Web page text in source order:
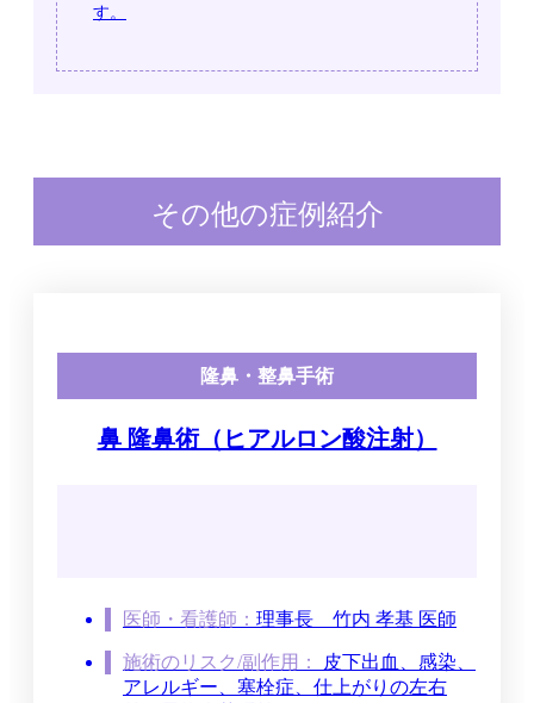
す。
その他の症例紹介
隆鼻・整鼻手術
鼻 隆鼻術（ヒアルロン酸注射）
医師・看護師： 理事長 竹内 孝基 医師
施術のリスク/副作用：
皮下出血、感染、
アレルギー、塞栓症、仕上がりの左右